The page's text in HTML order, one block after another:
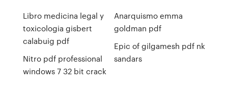
Libro medicina legal y
toxicologia gisbert
calabuig pdf
Nitro pdf professional
windows 7 32 bit crack
Anarquismo emma
goldman pdf
Epic of gilgamesh pdf nk
sandars